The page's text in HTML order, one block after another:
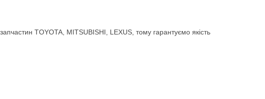
TOYOTA, MITSUBISHI, LEXUS, тому гарантуємо якість